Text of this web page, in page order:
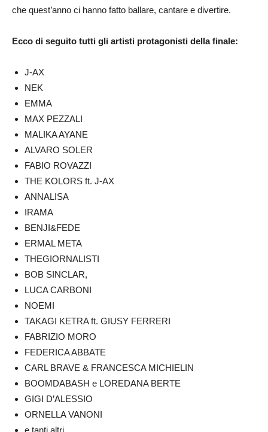
che quest’anno ci hanno fatto ballare, cantare e divertire.
Ecco di seguito tutti gli artisti protagonisti della finale:
J-AX
NEK
EMMA
MAX PEZZALI
MALIKA AYANE
ALVARO SOLER
FABIO ROVAZZI
THE KOLORS ft. J-AX
ANNALISA
IRAMA
BENJI&FEDE
ERMAL META
THEGIORNALISTI
BOB SINCLAR,
LUCA CARBONI
NOEMI
TAKAGI KETRA ft. GIUSY FERRERI
FABRIZIO MORO
FEDERICA ABBATE
CARL BRAVE & FRANCESCA MICHIELIN
BOOMDABASH e LOREDANA BERTE
GIGI D’ALESSIO
ORNELLA VANONI
e tanti altri…